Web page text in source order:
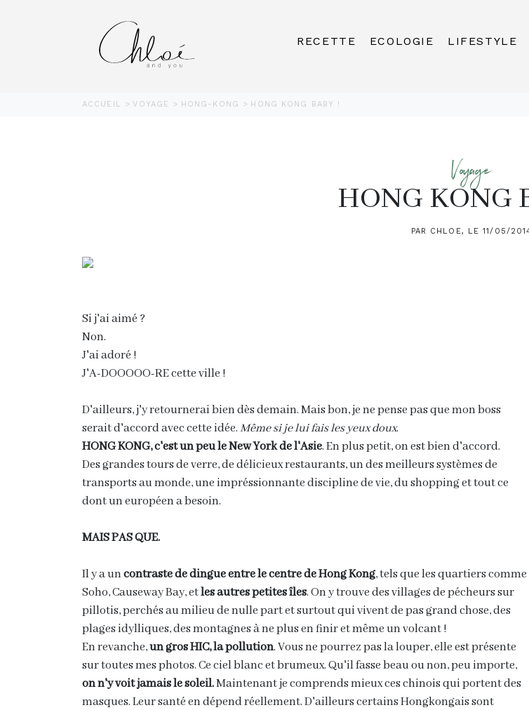
RECETTE ECOLOGIE LIFESTYLE
ACCUEIL VOYAGE HONG-KONG HONG KONG BABY !
Voyage
HONG KONG
PAR CHLOE, LE 11/05/
Si j'ai aimé ?
Non.
J'ai adoré !
J'A-DOOOOO-RE cette ville !
D'ailleurs, j'y retournerai bien dès demain. Mais bon, je ne pense pas que mon boss
serait d'accord avec cette idée.Même si je lui fais les yeux doux.
HONG KONG, c'est un peu le New York de l'Asie. En plus petit, on est bien d'accord.
Des grandes tours de verre, de délicieux restaurants, un des meilleurs systèmes de
transports au monde, une impréssionnante discipline de vie, du shopping et tout ce
dont un européen a besoin.
MAIS PAS QUE.
Il y a uncontraste de dingue entre le centre de Hong Kong, tels que les quartiers comme
Soho, Causeway Bay, etles autres petites îles. On y trouve des villages de pécheurs sur
pillotis, perchés au milieu de nulle part et surtout qui vivent de pas grand chose, des
plages idylliques, des montagnes à ne plus en finir et même un volcant !
En revanche,un gros HIC, la pollution. Vous ne pourrez pas la louper, elle est présente
sur toutes mes photos. Ce ciel blanc et brumeux. Qu'il fasse beau ou non, peu importe,
on n'y voit jamais le soleil.Maintenant je comprends mieux ces chinois qui portent des
masques. Leur santé en dépend réellement. D'ailleurs certains Hongkongais sont